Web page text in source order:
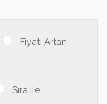
Fiyatı Artan
Sıra ile